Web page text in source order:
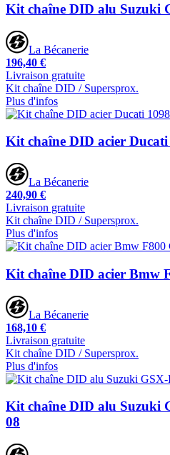
Kit chaîne DID alu Suzuki
La Bécanerie
196,40 €
Livraison gratuite
Kit chaîne DID / Supersprox.
Plus d'infos
Kit chaîne DID acier Ducati
La Bécanerie
240,90 €
Livraison gratuite
Kit chaîne DID / Supersprox.
Plus d'infos
Kit chaîne DID acier Bmw
La Bécanerie
168,10 €
Livraison gratuite
Kit chaîne DID / Supersprox.
Plus d'infos
Kit chaîne DID alu Suzuki
08